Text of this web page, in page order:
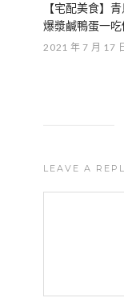
【宅配美食】
爆漿鹹鴨蛋一吃
2021 年 7 月 17
LEAVE A